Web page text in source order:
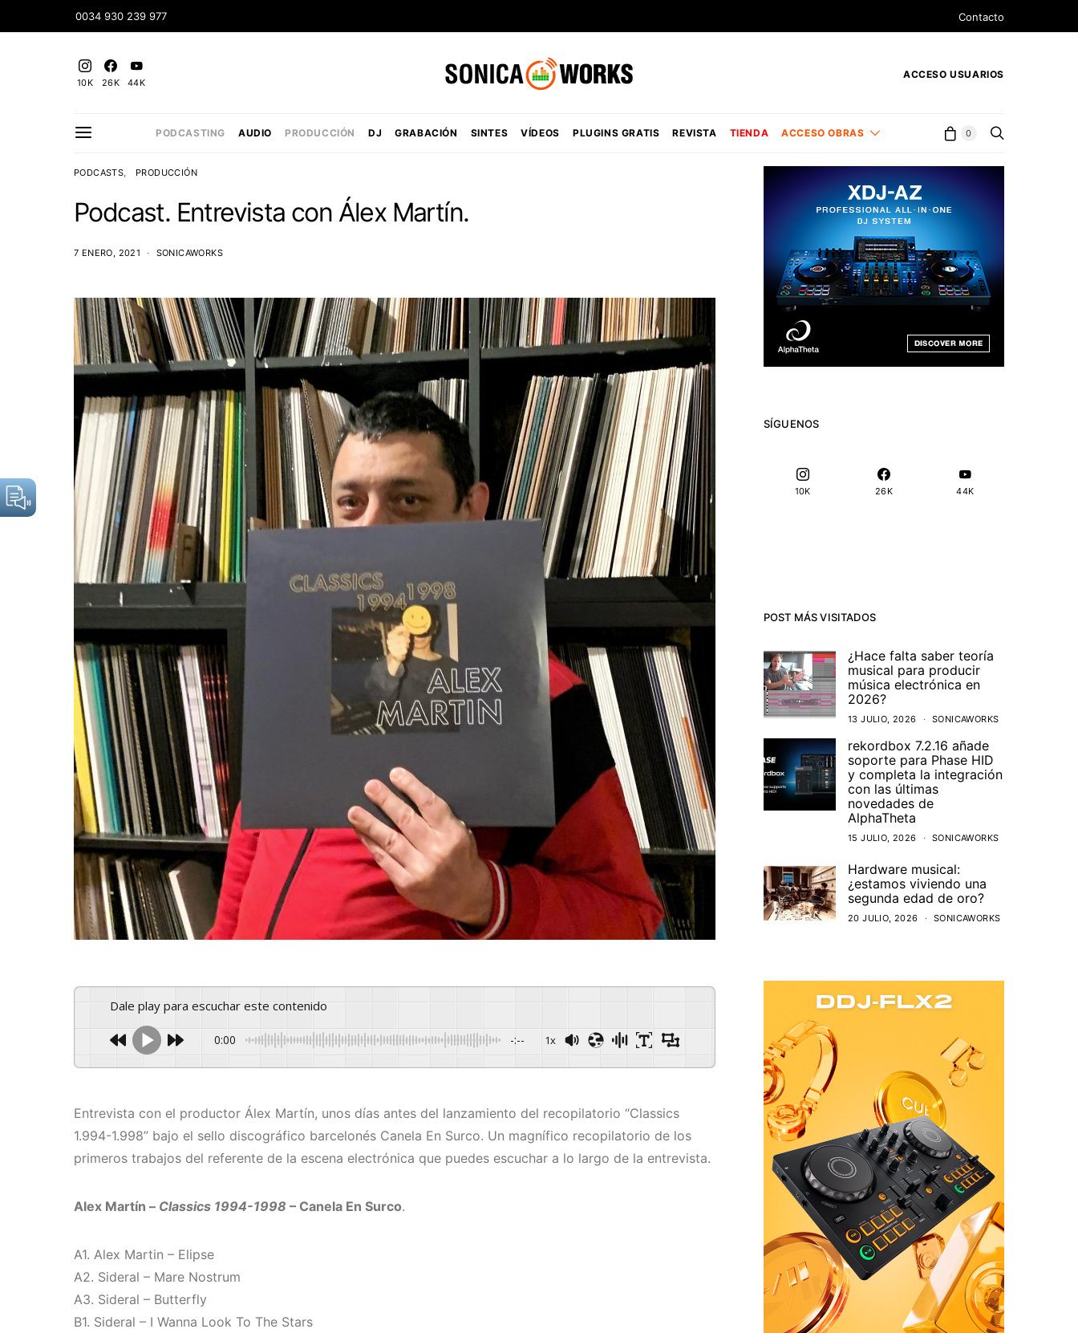
0034 930 239 977 Contacto
10K 26K 44K
ACCESO USUARIOS
PODCASTING AUDIO PRODUCCIÓN DJ GRABACIÓN SINTES VÍDEOS PLUGINS GRATIS REVISTA TIENDA ACCESO OBRAS 0
PODCASTS PRODUCCIÓN
Podcast. Entrevista con Álex Martín.
7 ENERO, 2021 SONICAWORKS
Dale play para escuchar este contenido
0:00 -:-- 1x
Entrevista con el productor Álex Martín, unos días antes del lanzamiento del recopilatorio “Classics
1.994-1.998” bajo el sello discográfico barcelonés Canela En Surco. Un magnífico recopilatorio de los
primeros trabajos del referente de la escena electrónica que puedes escuchar a lo largo de la entrevista.
Alex Martín – Classics 1994-1998 – Canela En Surco.
A1. Alex Martin – Elipse
A2. Sideral – Mare Nostrum
A3. Sideral – Butterfly
B1. Sideral – I Wanna Look To The Stars
SÍGUENOS
10K 26K 44K
POST MÁS VISITADOS
¿Hace falta saber teoría
musical para producir
música electrónica en
2026?
13 JULIO, 2026 SONICAWORKS
rekordbox 7.2.16 añade
soporte para Phase HID
y completa la integración
con las últimas
novedades de
AlphaTheta
15 JULIO, 2026 SONICAWORKS
Hardware musical:
¿estamos viviendo una
segunda edad de oro?
20 JULIO, 2026 SONICAWORKS